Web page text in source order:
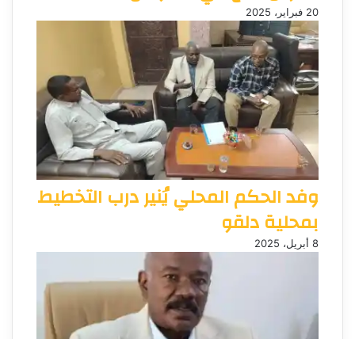
20 فبراير، 2025
وفد الحكم المحلي يُنير درب التخطيط
بمحلية دلقو
8 أبريل، 2025